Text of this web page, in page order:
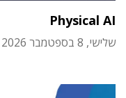
Physical AI
שלישי, 8 בספטמבר 2026